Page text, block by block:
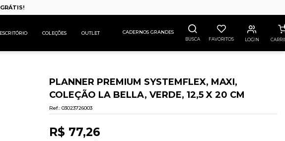
COLEÇÕES OUTLET CADERNOS GRANDES
BUSCA FAVORITOS LOGIN
PLANNER PREMIUM SYSTEMFLEX, MAXI,
COLEÇÃO LA BELLA, VERDE, 12,5 X 20 CM
Ref.: 03023726003
R$ 77,26